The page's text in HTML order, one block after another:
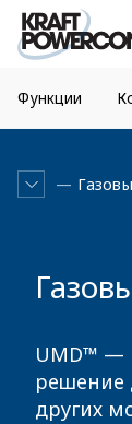
Функции
UMD™ —
решение
других